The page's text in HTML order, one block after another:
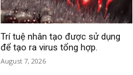
Trí tuệ nhân tạo được sử dụng
để tạo ra virus tổng hợp.
August 7, 2026